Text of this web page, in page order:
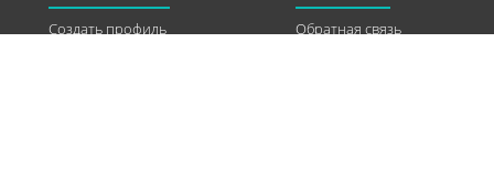
Создать профиль
Обратная связь